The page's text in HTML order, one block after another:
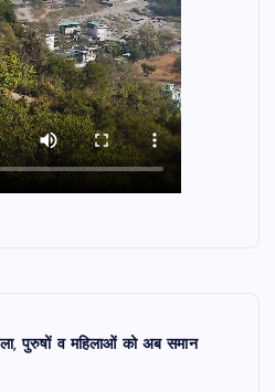
पुरुषों व महिलाओं को अब समान